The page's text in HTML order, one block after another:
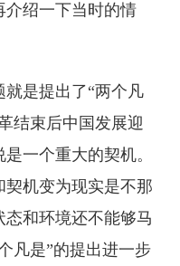
介绍一下当时的情
是提出了“两个凡
结束后中国发展迎
一个重大的契机。
机变为现实是不那
和环境还不能够马
凡是”的提出进一步